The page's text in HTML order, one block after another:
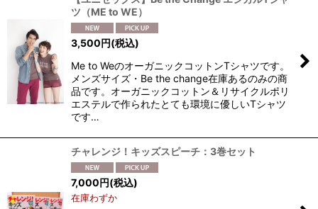
ツ（ME to WE）
3,500円(税込)
Me to WeのオーガニックコットンTシャツです。
メンズサイズ・Be the change在庫あるのみの商
品です。オーガニックコットン＆リサイクルポリ
エステルで作られたとても環境に優しいTシャツ
です…
チャレンジ！キッズスピーチ：3巻セット
7,000円(税込)
在庫わずか